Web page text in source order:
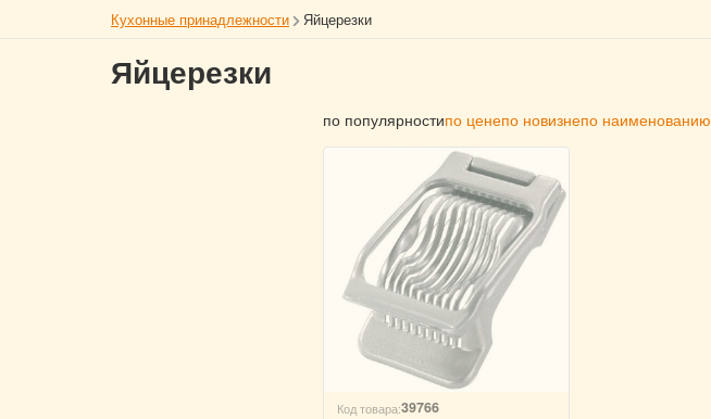
Кухонные принадлежности Яйцерезки
Яйцерезки
по популярностипо ценепо новизнепо наименованию
Код товара:39766